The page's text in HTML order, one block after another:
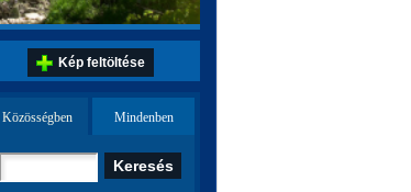
Kép feltöltése
Közösségben Mindenben